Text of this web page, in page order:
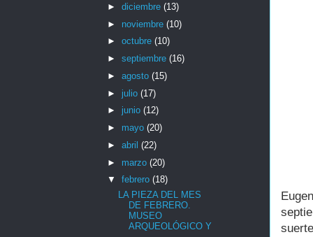
► diciembre (13)
► noviembre (10)
► octubre (10)
► septiembre (16)
► agosto (15)
► julio (17)
► junio (12)
► mayo (20)
► abril (22)
► marzo (20)
▼ febrero (18)
LA PIEZA DEL MES
DE FEBRERO.
MUSEO
ARQUEOLÓGICO Y